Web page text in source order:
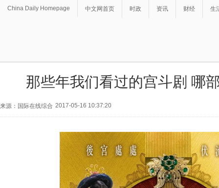
China Daily Homepage 中文网首页 时政 资讯 财经 生
那些年我们看过的宫斗剧 哪
来源：国际在线综合 2017-05-16 10:37:20